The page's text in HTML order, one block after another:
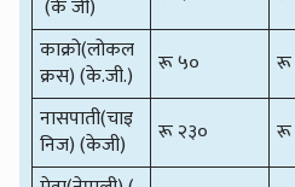
(के जी)
काक्रो(लोकल
क्रस) (के.जी.)
रू ५० रू
नासपाती(चाइ
निज) (केजी)
रू २३० रू